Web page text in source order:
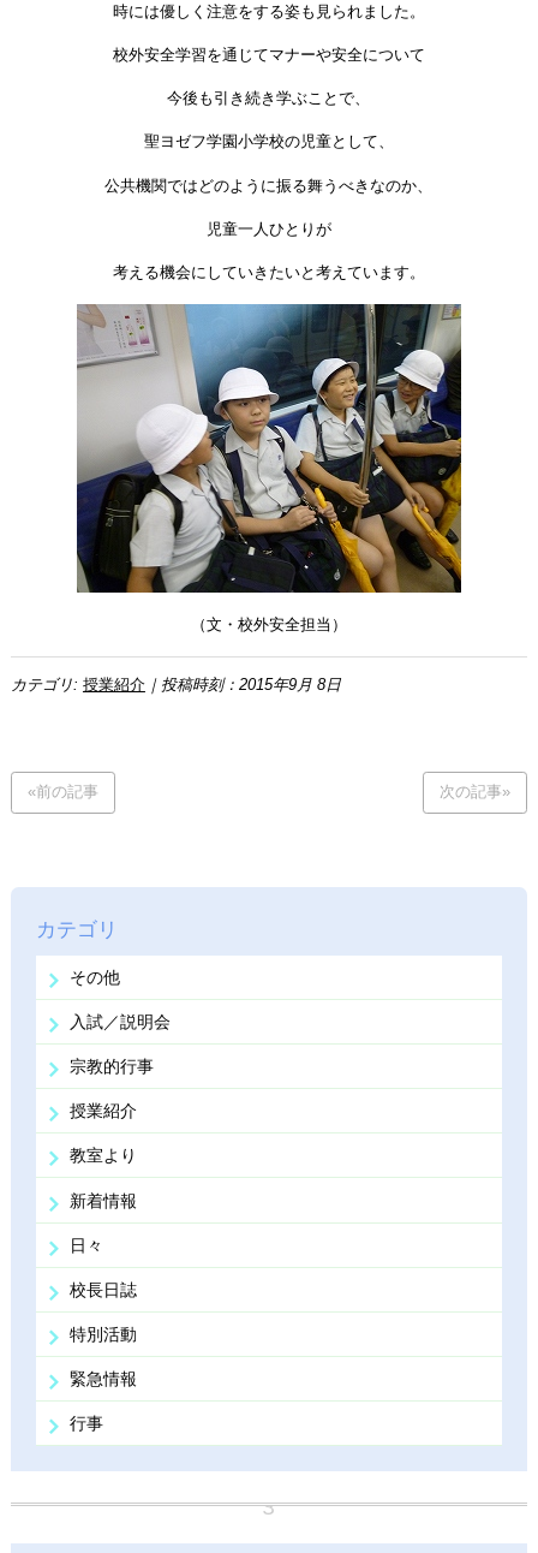
時には優しく注意をする姿も見られました。
校外安全学習を通じてマナーや安全について
今後も引き続き学ぶことで、
聖ヨゼフ学園小学校の児童として、
公共機関ではどのように振る舞うべきなのか、
児童一人ひとりが
考える機会にしていきたいと考えています。
（文・校外安全担当）
カテゴリ: 授業紹介｜投稿時刻：2015年9月 8日
«前の記事 次の記事»
カテゴリ
その他
入試／説明会
宗教的行事
授業紹介
教室より
新着情報
日々
校長日誌
特別活動
緊急情報
行事